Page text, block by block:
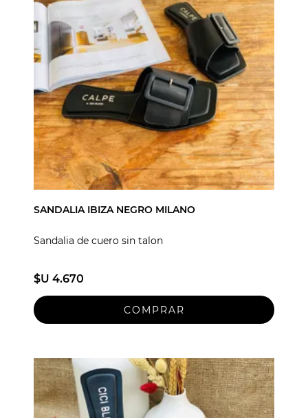
SANDALIA IBIZA NEGRO MILANO
Sandalia de cuero sin talon
$U 4.670